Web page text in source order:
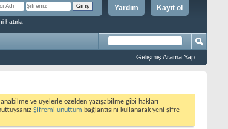
Kayıt ol
Yardım
hatırla
Gelişmiş Arama Yap
ve üyelerle özelden yazışabilme gibi hakları
Şifremi unuttum bağlantısını kullanarak yeni şifre